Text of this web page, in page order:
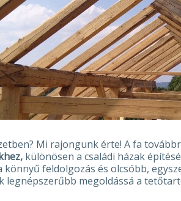
Mi rajongunk érte! A fa
különösen a családi házak
feldolgozás és olcsóbb,
legnépszerűbb megoldássá a